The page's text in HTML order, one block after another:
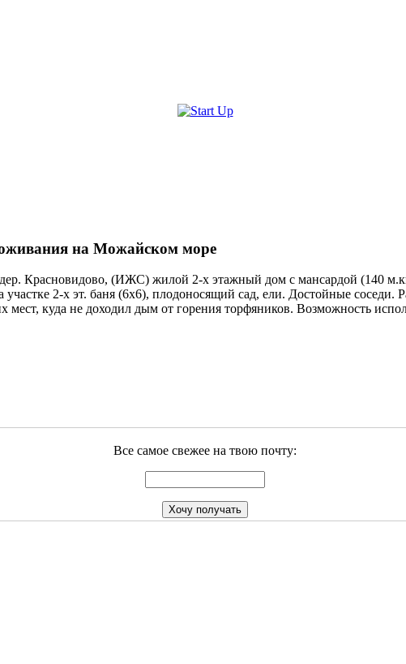
на Можайском море
Красновидово, (ИЖС) жилой 2-х этажный дом с мансардой (140
2-х эт. баня (6х6), плодоносящий сад, ели. Достойные соседи.
мест, куда не доходил дым от горения торфяников. Возможность
Все самое свежее на твою почту: